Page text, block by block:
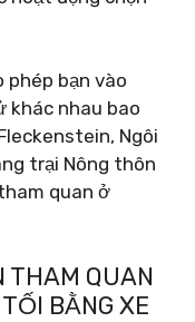
phép bạn vào
khác nhau bao
Ngôi
trại Nông thôn
quan ở
THAM QUAN
BẰNG XE